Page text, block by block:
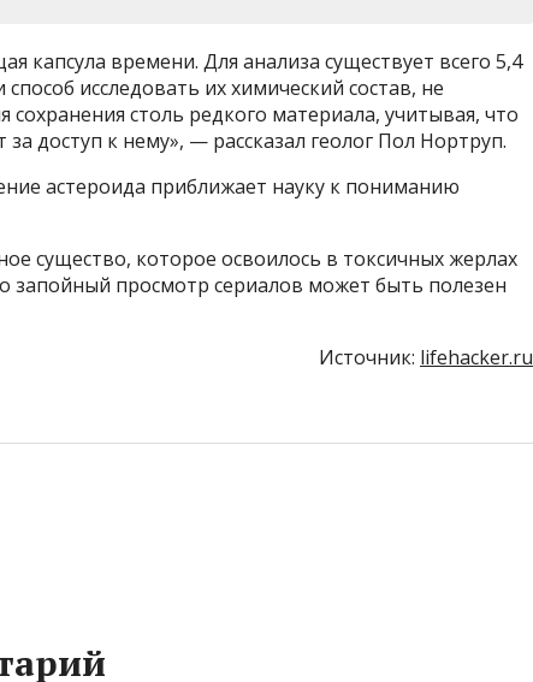
капсула времени. Для анализа существует всего 5,4
исследовать их химический состав, не
столь редкого материала, учитывая, что
доступ к нему», — рассказал геолог Пол Нортруп.
астероида приближает науку к пониманию
существо, которое освоилось в токсичных жерлах
запойный просмотр сериалов может быть полезен
Источник: lifehacker.ru